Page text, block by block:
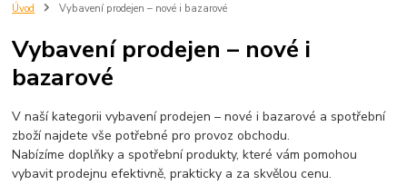
Úvod Vybavení prodejen – nové i bazarové
Vybavení prodejen – nové i
bazarové
V naší kategorii vybavení prodejen – nové i bazarové a spotřební
zboží najdete vše potřebné pro provoz obchodu.
Nabízíme doplňky a spotřební produkty, které vám pomohou
vybavit prodejnu efektivně, prakticky a za skvělou cenu.